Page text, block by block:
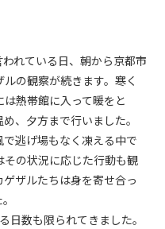
れている日、朝から京都市
の観察が続きます。寒く
熱帯館に入って暖をと
、夕方まで行いました。
逃げ場もなく凍える中で
の状況に応じた行動も観
ザルたちは身を寄せ合っ
日数も限られてきました。